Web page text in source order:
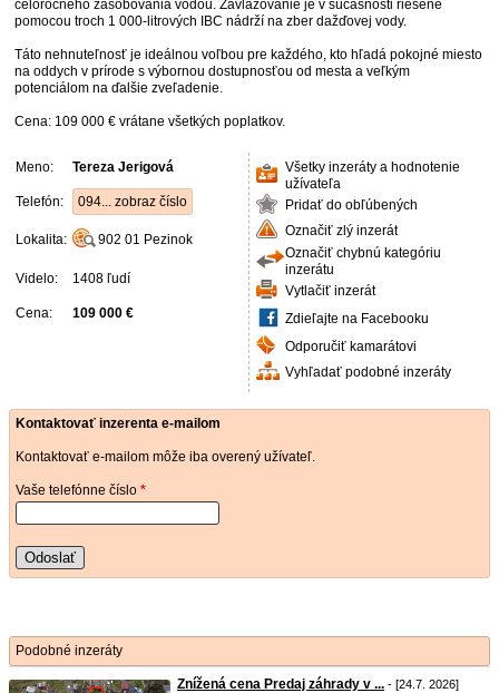
celoročného zásobovania vodou. Zavlažovanie je v súčasnosti riešené
pomocou troch 1 000-litrových IBC nádrží na zber dažďovej vody.
Táto nehnuteľnosť je ideálnou voľbou pre každého, kto hľadá pokojné miesto
na oddych v prírode s výbornou dostupnosťou od mesta a veľkým
potenciálom na ďalšie zveľadenie.
Cena: 109 000 € vrátane všetkých poplatkov.
Meno: Tereza Jerigová
Telefón: 094... zobraz číslo
Lokalita: 902 01 Pezinok
Videlo: 1408 ľudí
Cena: 109 000 €
Všetky inzeráty a hodnotenie
užívateľa
Pridať do obľúbených
Označiť zlý inzerát
Označiť chybnú kategóriu
inzerátu
Vytlačiť inzerát
Zdieľajte na Facebooku
Odporučiť kamarátovi
Vyhľadať podobné inzeráty
Kontaktovať inzerenta e-mailom
Kontaktovať e-mailom môže iba overený užívateľ.
Vaše telefónne číslo *
Odoslať
Podobné inzeráty
Znížená cena Predaj záhrady v ... - [24.7. 2026]